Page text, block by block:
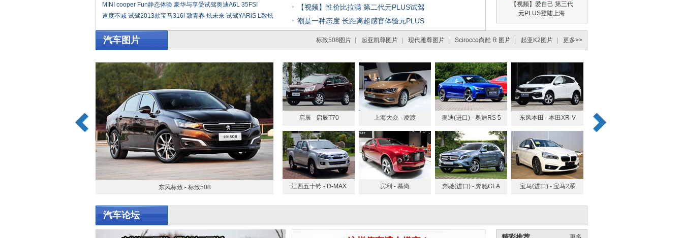
MINI cooper Fun静态体验 豪华与享受试驾奥迪A6L 35FSI
速度不减 试驾2013款宝马316i 致青春 炫未来 试驾YARiS L致炫
【视频】性价比拉满 第二代元PLUS试驾
潮是一种态度 长距离超感官体验元PLUS
【视频】爱自己 第三代
元PLUS登陆上海
汽车图片 标致508图片 起亚凯尊图片 现代雅尊图片 Scirocco尚酷 R 图片 起亚K2图片 更多>>
东风标致 - 标致508
东风本田 - 本田XR-V
奥迪(进口) - 奥迪RS 5
上海大众 - 凌渡
启辰 - 启辰T70
宝马(进口) - 宝马2系
奔驰(进口) - 奔驰GLA
宾利 - 慕尚
江西五十铃 - D-MAX
汽车论坛